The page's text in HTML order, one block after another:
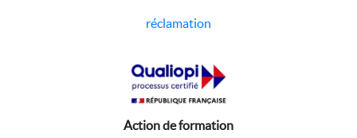
réclamation
Action de formation